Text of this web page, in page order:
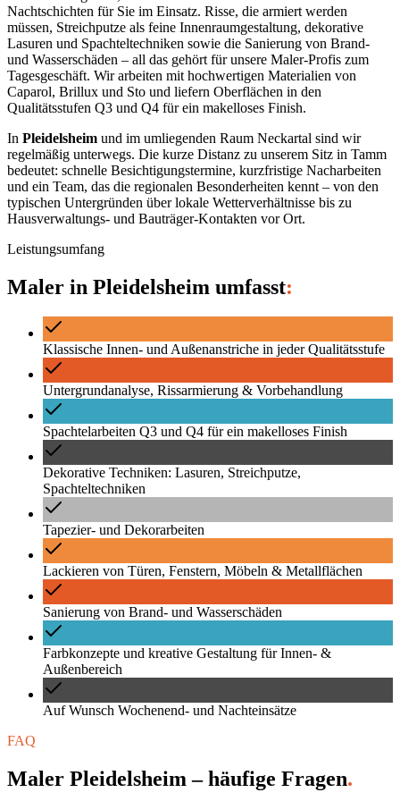
Nachtschichten für Sie im Einsatz. Risse, die armiert werden
müssen, Streichputze als feine Innenraumgestaltung, dekorative
Lasuren und Spachteltechniken sowie die Sanierung von Brand-
und Wasserschäden – all das gehört für unsere Maler-Profis zum
Tagesgeschäft. Wir arbeiten mit hochwertigen Materialien von
Caparol, Brillux und Sto und liefern Oberflächen in den
Qualitätsstufen Q3 und Q4 für ein makelloses Finish.
In Pleidelsheim und im umliegenden Raum Neckartal sind wir
regelmäßig unterwegs. Die kurze Distanz zu unserem Sitz in Tamm
bedeutet: schnelle Besichtigungstermine, kurzfristige Nacharbeiten
und ein Team, das die regionalen Besonderheiten kennt – von den
typischen Untergründen über lokale Wetterverhältnisse bis zu
Hausverwaltungs- und Bauträger-Kontakten vor Ort.
Leistungsumfang
Maler in Pleidelsheim umfasst:
Klassische Innen- und Außenanstriche in jeder Qualitätsstufe
Untergrundanalyse, Rissarmierung & Vorbehandlung
Spachtelarbeiten Q3 und Q4 für ein makelloses Finish
Dekorative Techniken: Lasuren, Streichputze,
Spachteltechniken
Tapezier- und Dekorarbeiten
Lackieren von Türen, Fenstern, Möbeln & Metallflächen
Sanierung von Brand- und Wasserschäden
Farbkonzepte und kreative Gestaltung für Innen- &
Außenbereich
Auf Wunsch Wochenend- und Nachteinsätze
FAQ
Maler Pleidelsheim – häufige Fragen.